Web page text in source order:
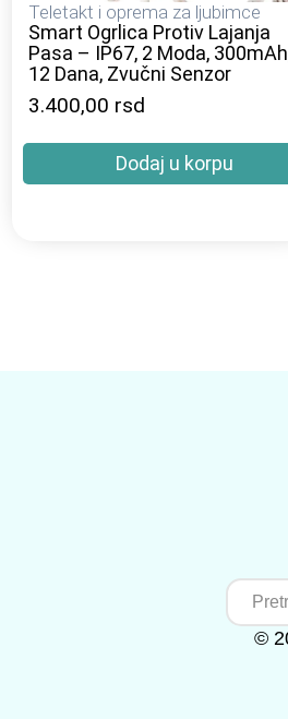
Teletakt i oprema za ljubimce
Smart Ogrlica Protiv Lajanja
Pasa – IP67, 2 Moda,
12 Dana, Zvučni Senzor
3.400,00 rsd
Dodaj u korpu
©